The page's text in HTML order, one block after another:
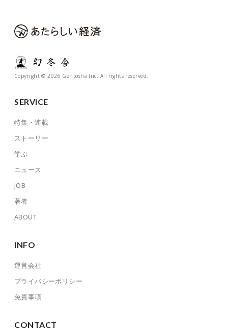
Copyright © 2026 Gentosha Inc. All rights reserved.
SERVICE
特集・連載
ストーリー
学ぶ
ニュース
JOB
著者
ABOUT
INFO
運営会社
プライバシーポリシー
免責事項
CONTACT